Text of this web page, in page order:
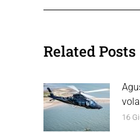
Related Posts
16